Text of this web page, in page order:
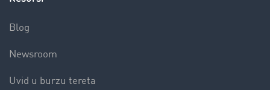
Blog
Newsroom
Uvid u burzu tereta